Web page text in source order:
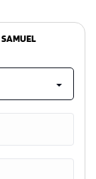
SAMUEL